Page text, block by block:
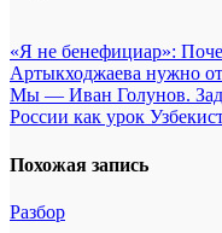
Навигация
по
записям
«Я не бенефициар»:
Артыкходжаева нужно
Мы — Иван Голунов.
России как урок
Похожая запись
Разбор